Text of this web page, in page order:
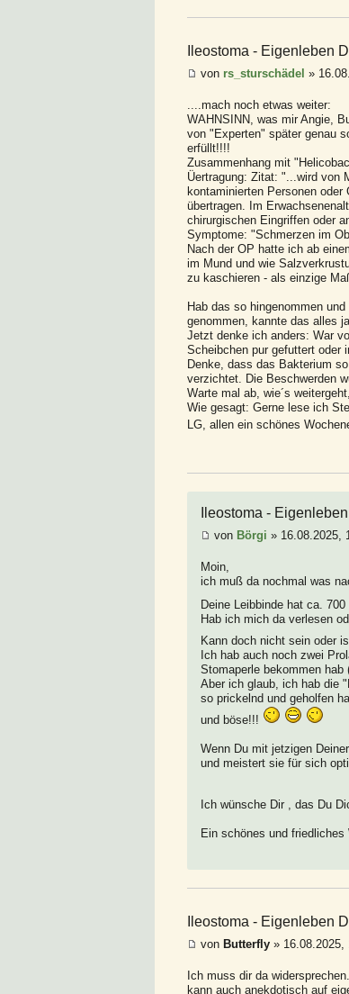
Ileostoma - Eigenleben
von rs_sturschädel »
....mach noch etwas weiter:
WAHNSINN, was mir Angie,
von "Experten" später genau
erfüllt!!!!
Zusammenhang mit
Üertragung: Zitat: "...wird von
kontaminierten Personen
übertragen. Im
chirurgischen Eingriffen oder
Symptome: "Schmerzen im
Nach der OP hatte ich ab
im Mund und wie
zu kaschieren - als einzige
Hab das so hingenommen
genommen, kannte das alles
Jetzt denke ich anders: War
Scheibchen pur gefuttert oder
Denke, dass das Bakterium
verzichtet. Die Beschwerden
Warte mal ab, wie´s
Wie gesagt: Gerne lese ich
LG, allen ein schönes
Ileostoma -
von Börgi » 16.08.2025,
Moin,
ich muß da nochmal was
Deine Leibbinde hat ca.
Hab ich mich da verlesen
Kann doch nicht sein oder
Ich hab auch noch zwei
Stomaperle bekommen hab
Aber ich glaub, ich hab die
so prickelnd und geholfen
und böse!!!
Wenn Du mit jetzigen
und meistert sie für sich
Ich wünsche Dir , das Du
Ein schönes und
Ileostoma - Eigenleben
von Butterfly » 16.08.2025,
Ich muss dir da
kann auch anekdotisch auf